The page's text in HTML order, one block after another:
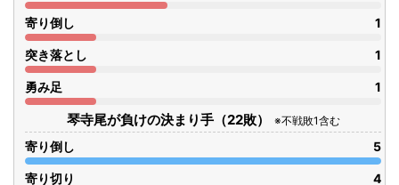
寄り倒し 1
突き落とし 1
勇み足 1
琴寺尾が負けの決まり手（22敗） ※不戦敗1含む
寄り倒し 5
寄り切り 4